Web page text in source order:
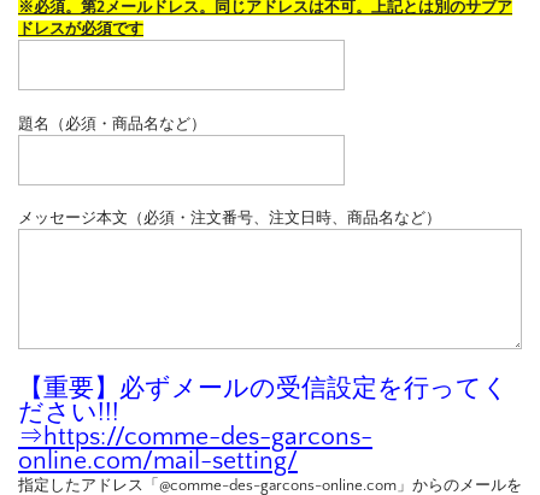
※必須。第2メールドレス。同じアドレスは不可。上記とは別のサブア
ドレスが必須です
題名（必須・商品名など）
メッセージ本文（必須・注文番号、注文日時、商品名など）
【重要】必ずメールの受信設定を行ってく
ださい!!!
⇒https://comme-des-garcons-
online.com/mail-setting/
指定したアドレス「@comme-des-garcons-online.com」からのメールを